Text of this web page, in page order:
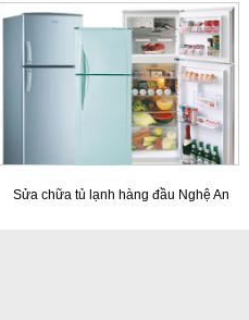
Sửa chữa tủ lạnh hàng đầu Nghệ An